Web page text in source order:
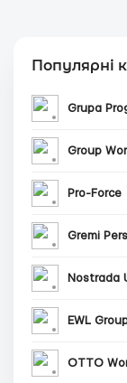
Популярні
Grupa
Group
Pro-Force
Gremi
Nostrada
EWL
OTTO